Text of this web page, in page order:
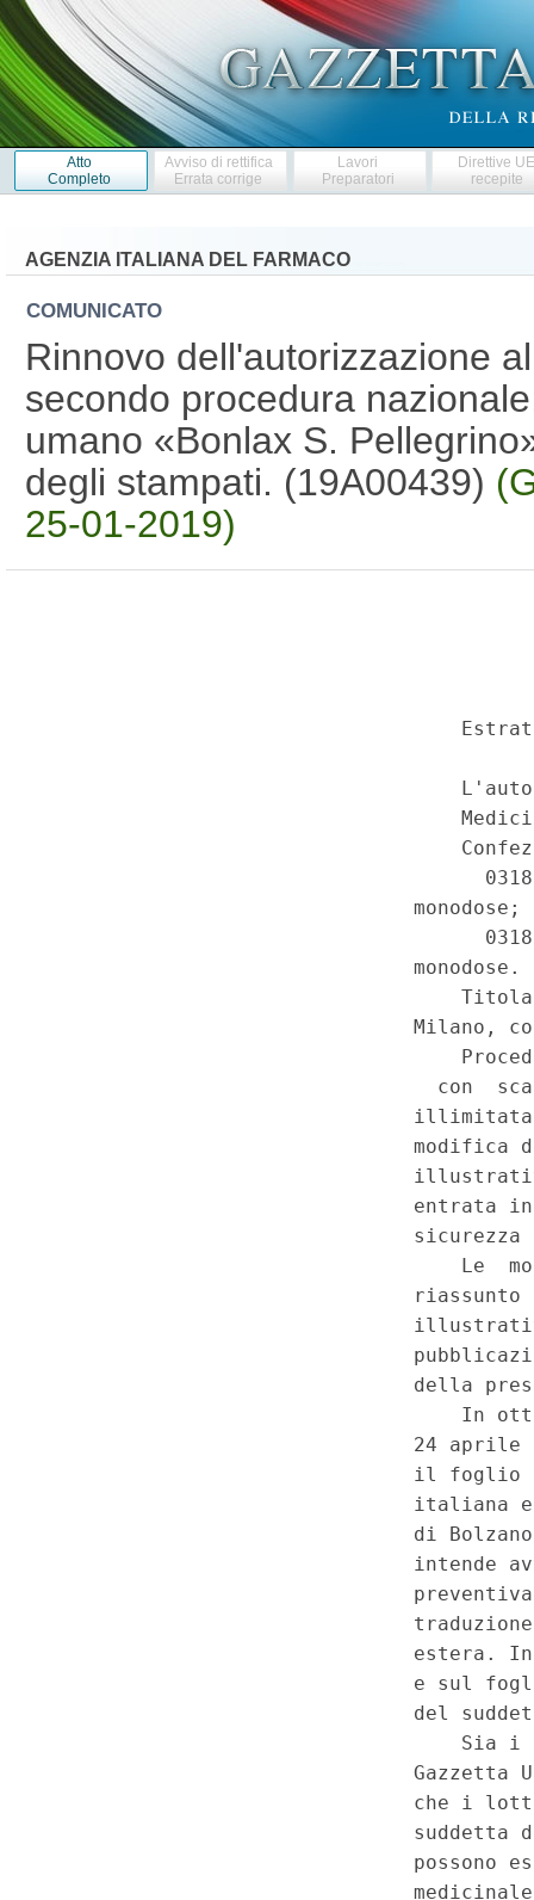
Atto
Completo
Avviso di rettifica
Errata corrige
Lavori
Preparatori
Direttive
recepite
AGENZIA ITALIANA DEL FARMACO
COMUNICATO
Rinnovo dell'autorizzazione
secondo procedura
umano «Bonlax S.
degli stampati. (19A00439)
25-01-2019)